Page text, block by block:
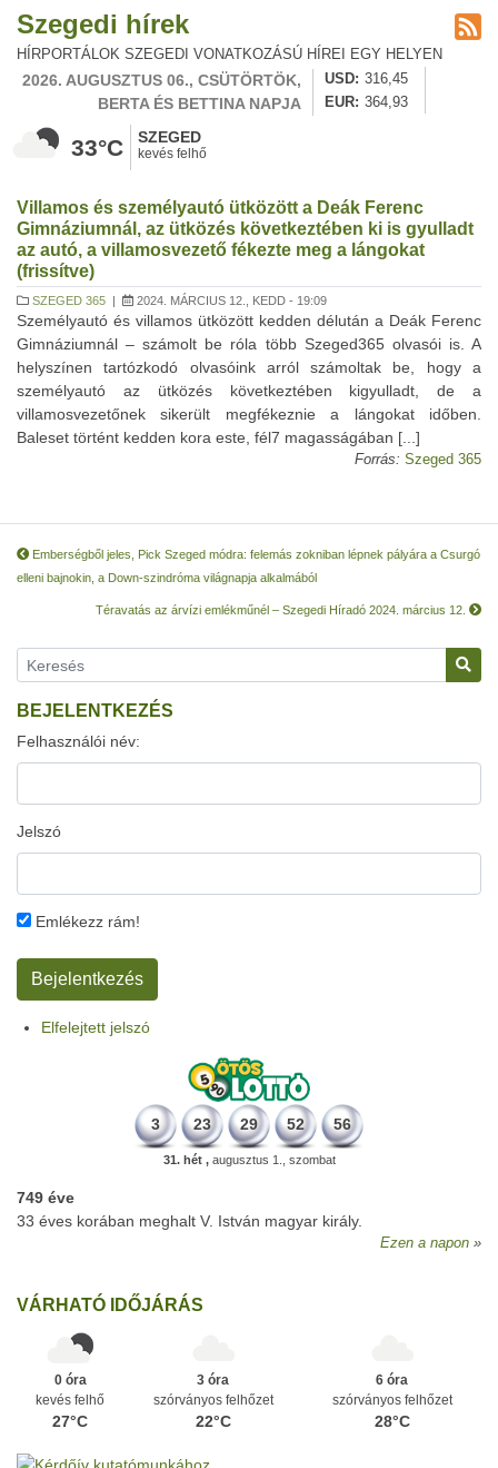
Szegedi hírek
HÍRPORTÁLOK SZEGEDI VONATKOZÁSÚ HÍREI EGY HELYEN
2026. AUGUSZTUS 06., CSÜTÖRTÖK,
BERTA ÉS BETTINA NAPJA
USD
316,45
EUR
364,93
33°C SZEGED
kevés felhő
Villamos és személyautó ütközött a Deák Ferenc
Gimnáziumnál, az ütközés következtében ki is gyulladt
az autó, a villamosvezető fékezte meg a lángokat
(frissítve)
SZEGED 365 | 2024. MÁRCIUS 12., KEDD - 19:09
Személyautó és villamos ütközött kedden délután a Deák Ferenc
Gimnáziumnál – számolt be róla több Szeged365 olvasói is. A
helyszínen tartózkodó olvasóink arról számoltak be, hogy a
személyautó az ütközés következtében kigyulladt, de a
villamosvezetőnek sikerült megfékeznie a lángokat időben.
Baleset történt kedden kora este, fél7 magasságában [...]
Forrás: Szeged 365
Emberségből jeles, Pick Szeged módra: felemás zokniban lépnek pályára a Csurgó
elleni bajnokin, a Down-szindróma világnapja alkalmából
Téravatás az árvízi emlékműnél – Szegedi Híradó 2024. március 12.
BEJELENTKEZÉS
Felhasználói név:
Jelszó
Emlékezz rám!
Elfelejtett jelszó
3 23 29 52 56
31. hét ,augusztus 1., szombat
749 éve
33 éves korában meghalt V. István magyar király.
Ezen a napon
VÁRHATÓ IDŐJÁRÁS
0 óra
kevés felhő
27°C
3 óra
szórványos felhőzet
22°C
6 óra
szórványos felhőzet
28°C